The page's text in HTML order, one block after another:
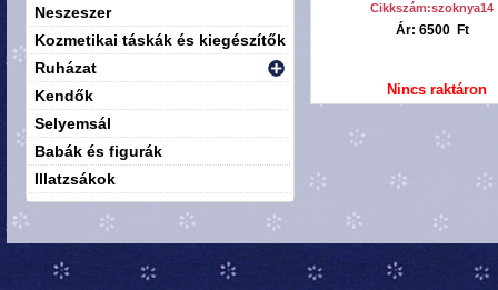
Neszeszer
Kozmetikai táskák és kiegészítők
Ruházat
Kendők
Selyemsál
Babák és figurák
Illatzsákok
Cikkszám:szoknya14
Ár: 6500 Ft
Nincs raktáron